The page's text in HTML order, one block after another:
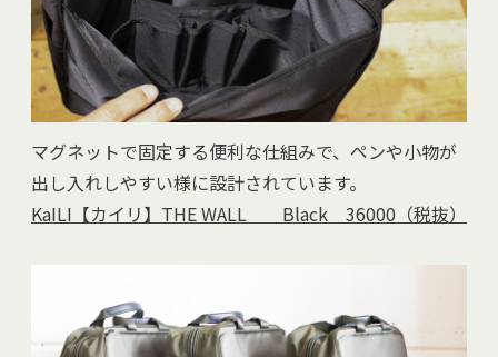
マグネットで固定する便利な仕組みで、ペンや小物が
出し入れしやすい様に設計されています。
KaILI【カイリ】THE WALL Black 36000（税抜）